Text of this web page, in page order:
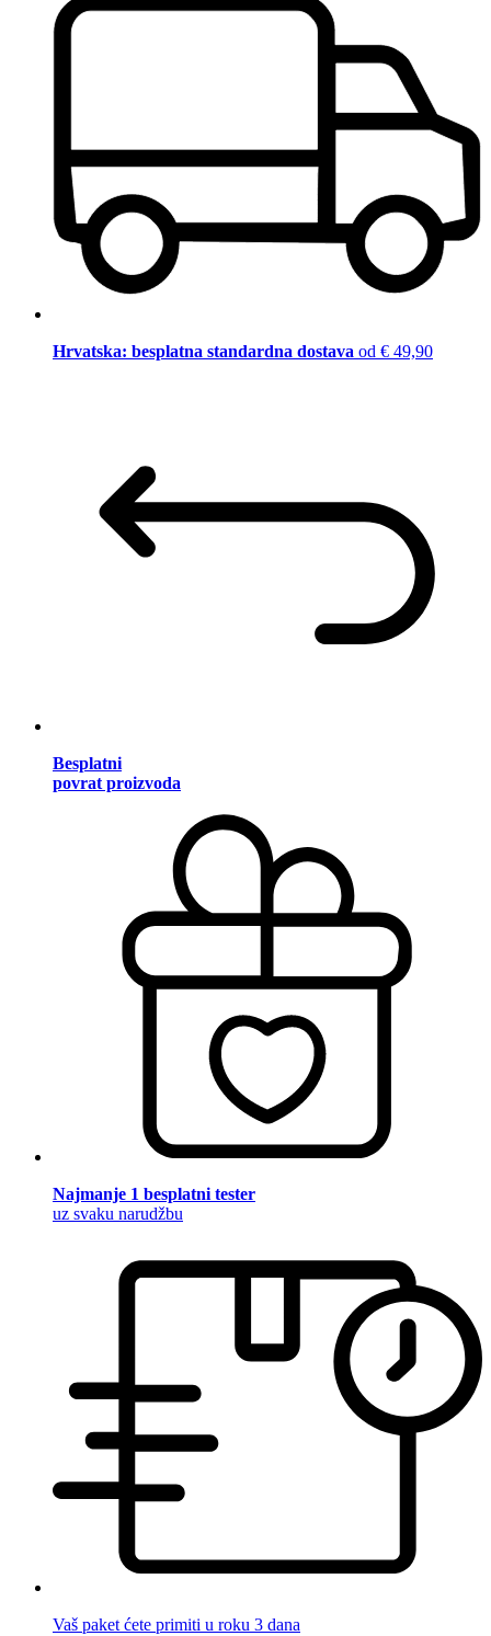
Hrvatska: besplatna standardna dostava od € 49,90
Besplatni
povrat proizvoda
Najmanje 1 besplatni tester
uz svaku narudžbu
Vaš paket ćete primiti u roku 3 dana